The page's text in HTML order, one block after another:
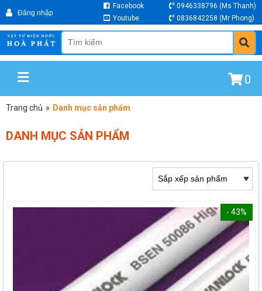
Facebook
Youtube
0946338796 (Ms Thanh)
0836842258 (Mr Phong)
0
Trang chủ » Danh mục sản phẩm
DANH MỤC SẢN PHẨM
- 43%